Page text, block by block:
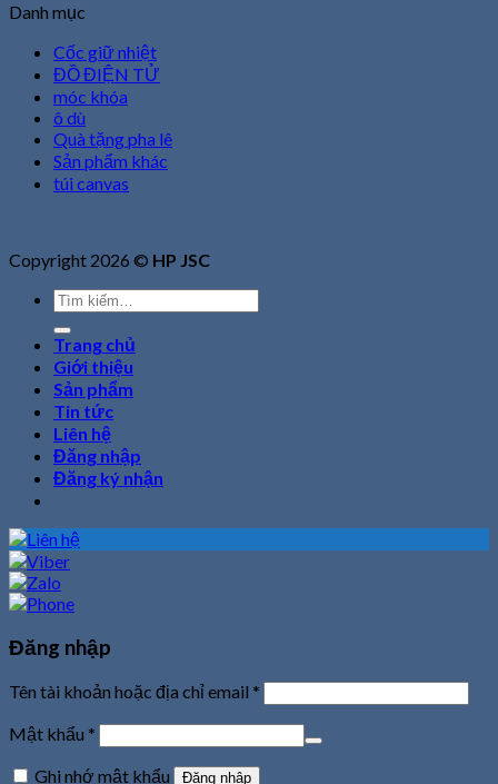
Danh mục
Cốc giữ nhiệt
ĐỒ ĐIỆN TỬ
móc khóa
ô dù
Quà tặng pha lê
Sản phẩm khác
túi canvas
Copyright 2026 © HP JSC
Tìm
kiếm:
Trang chủ
Giới thiệu
Sản phẩm
Tin tức
Liên hệ
Đăng nhập
Đăng ký nhận
Đăng nhập
Tên tài khoản hoặc địa chỉ email *
Mật khẩu *
Ghi nhớ mật khẩu
Đăng nhập